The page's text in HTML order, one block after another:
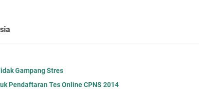
Gampang Stres
Pendaftaran Tes Online CPNS 2014